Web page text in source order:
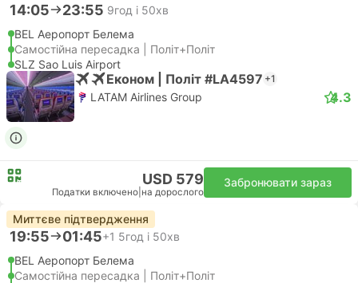
14:05 23:55 9год і 50хв
BEL Аеропорт Белема
Самостійна пересадка | Політ+Політ
SLZ Sao Luis Airport
Економ | Політ #LA4597 +1
LATAM Airlines Group 4.3
USD 579
Податки включено на дорослого
Забронювати зараз
Миттєве підтвердження
19:55 01:45+1 5год і 50хв
BEL Аеропорт Белема
Самостійна пересадка | Політ+Політ